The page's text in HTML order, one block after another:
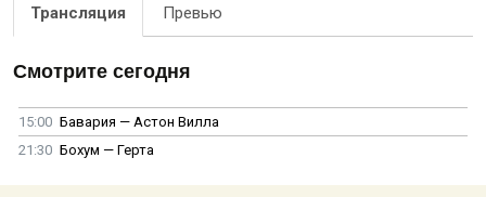
Трансляция Превью
Смотрите сегодня
15:00 Бавария — Астон Вилла
21:30 Бохум — Герта